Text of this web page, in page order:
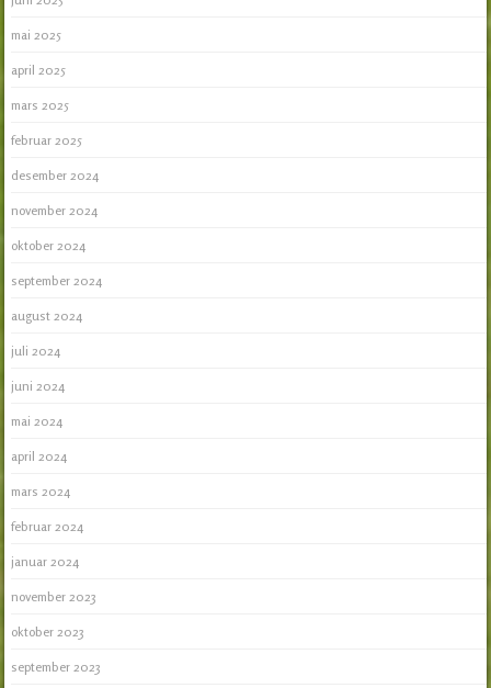
mai 2025
april 2025
mars 2025
februar 2025
desember 2024
november 2024
oktober 2024
september 2024
august 2024
juli 2024
juni 2024
mai 2024
april 2024
mars 2024
februar 2024
januar 2024
november 2023
oktober 2023
september 2023